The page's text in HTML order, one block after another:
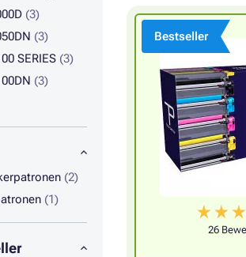
(3)
(3)
SERIES (3)
(3)
(2)
(1)
Bestseller
26